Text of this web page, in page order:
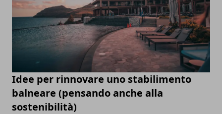
Idee per rinnovare uno stabilimento
balneare (pensando anche alla
sostenibilità)